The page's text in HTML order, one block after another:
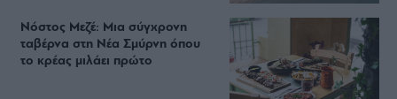
Νόστος Μεζέ: Μια σύγχρονη
ταβέρνα στη Νέα Σμύρνη όπου
το κρέας μιλάει πρώτο